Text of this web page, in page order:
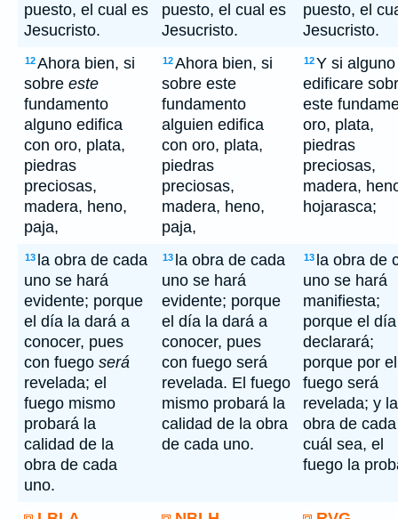
puesto, el cual es
Jesucristo.
puesto, el cual es
Jesucristo.
puesto, el
Jesucristo.
12Ahora bien, si
sobre este
fundamento
alguno edifica
con oro, plata,
piedras
preciosas,
madera, heno,
paja,
12Ahora bien, si
sobre este
fundamento
alguien edifica
con oro, plata,
piedras
preciosas,
madera, heno,
paja,
12Y si alguno
edificare
este
oro, plata,
piedras
preciosas,
madera,
hojarasca;
13 la obra de cada
uno se hará
evidente; porque
el día la dará a
conocer, pues
con fuego será
revelada; el
fuego mismo
probará la
calidad de la
obra de cada
uno.
13 la obra de cada
uno se hará
evidente; porque
el día la dará a
conocer, pues
con fuego será
revelada. El fuego
mismo probará la
calidad de la obra
de cada uno.
13 la obra de
uno se hará
manifiesta;
porque el
declarará;
porque por el
fuego será
revelada; y la
obra de
cuál sea, el
fuego la